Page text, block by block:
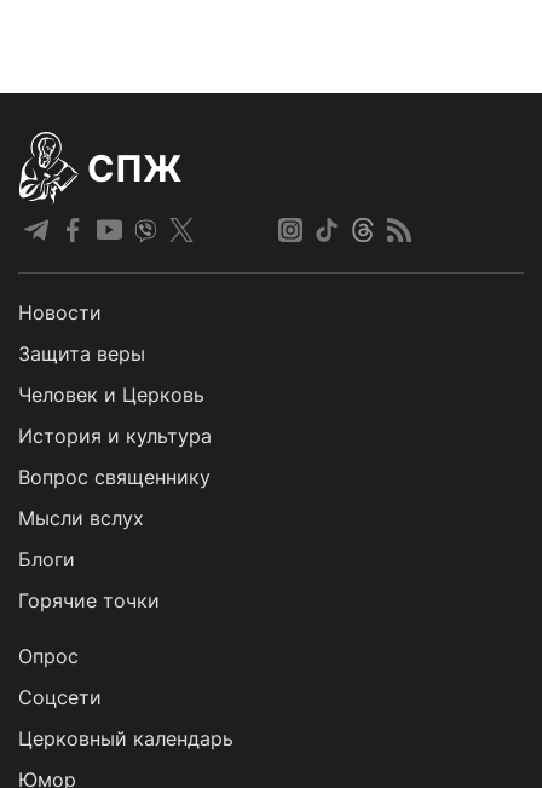
СПЖ
Новости
Защита веры
Человек и Церковь
История и культура
Вопрос священнику
Мысли вслух
Блоги
Горячие точки
Опрос
Cоцсети
Церковный календарь
Юмор